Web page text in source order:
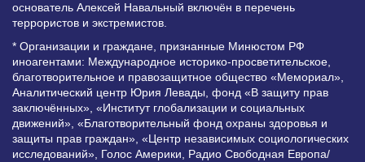
основатель Алексей Навальный включён в перечень
террористов и экстремистов.
* Организации и граждане, признанные Минюстом РФ
иноагентами: Международное историко-просветительское,
благотворительное и правозащитное общество «Мемориал»,
Аналитический центр Юрия Левады, фонд «В защиту прав
заключённых», «Институт глобализации и социальных
движений», «Благотворительный фонд охраны здоровья и
защиты прав граждан», «Центр независимых социологических
исследований», Голос Америки, Радио Свободная Европа/